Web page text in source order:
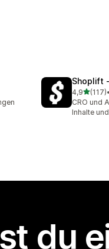
Shoplift
4,9von 5
(117)
117 •
CRO und
Inhalte
du